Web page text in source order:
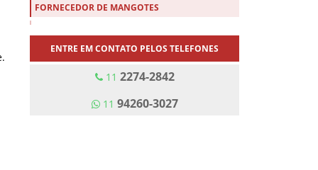
FORNECEDOR DE MANGOTES
LUVA DE ALGODÃO EMBORRACHADA
LUVA DE ARAMIDA
LUVA DE FIO DE AÇO
ENTRE EM CONTATO PELOS TELEFONES
11 2274-2842
11 94260-3027